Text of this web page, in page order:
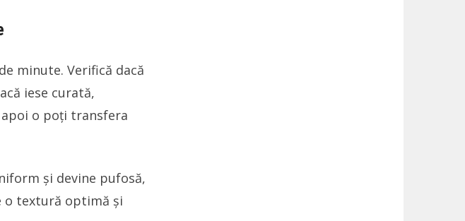
minute. Verifică dacă
iese curată,
o poți transfera
și devine pufosă,
o textură optimă și